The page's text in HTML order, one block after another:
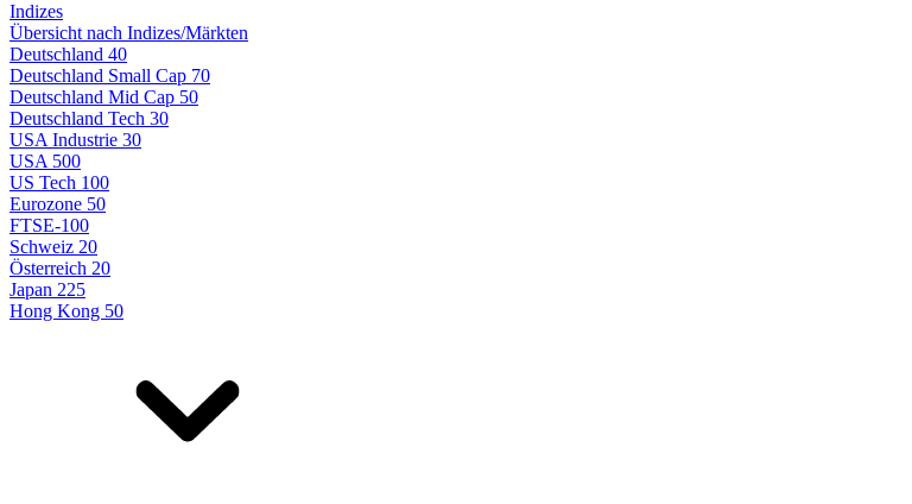
Indizes
Übersicht nach Indizes/Märkten
Deutschland 40
Deutschland Small Cap 70
Deutschland Mid Cap 50
Deutschland Tech 30
USA Industrie 30
USA 500
US Tech 100
Eurozone 50
FTSE-100
Schweiz 20
Österreich 20
Japan 225
Hong Kong 50